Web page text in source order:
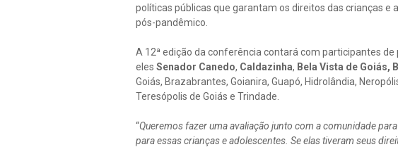
políticas públicas que garantam os direitos das crianças e
pós-pandêmico.
A 12ª edição da conferência contará com participantes
eles Senador Canedo, Caldazinha, Bela Vista de Goiás,
Goiás, Brazabrantes, Goianira, Guapó, Hidrolândia,
Teresópolis de Goiás e Trindade.
“Queremos fazer uma avaliação junto com a comunidade
para essas crianças e adolescentes. Se elas tiveram seus